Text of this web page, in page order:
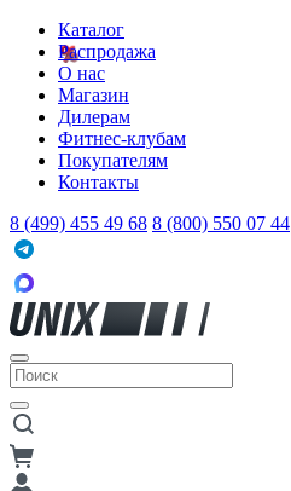
Каталог
Распродажа
О нас
Магазин
Дилерам
Фитнес-клубам
Покупателям
Контакты
8 (499) 455 49 68 8 (800) 550 07 44